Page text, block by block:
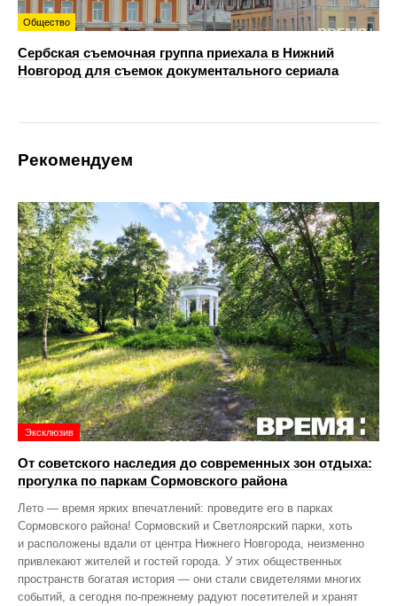
Общество
Сербская съемочная группа приехала в Нижний
Новгород для съемок документального сериала
Рекомендуем
Эксклюзив
От советского наследия до современных зон отдыха:
прогулка по паркам Сормовского района
Лето — время ярких впечатлений: проведите его в парках
Сормовского района! Сормовский и Светлоярский парки, хоть
и расположены вдали от центра Нижнего Новгорода, неизменно
привлекают жителей и гостей города. У этих общественных
пространств богатая история — они стали свидетелями многих
событий, а сегодня по‑прежнему радуют посетителей и хранят